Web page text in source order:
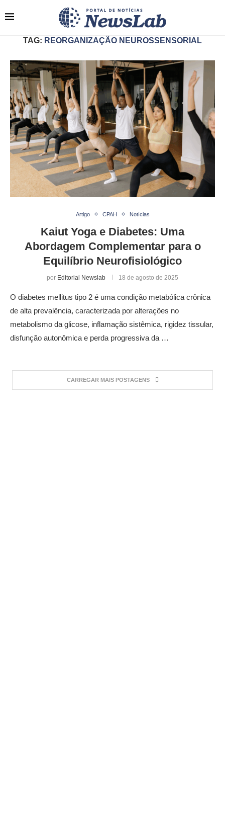
TAG: REORGANIZAÇÃO NEUROSSENSORIAL
Artigo CPAH Notícias
Kaiut Yoga e Diabetes: Uma
Abordagem Complementar para o
Equilíbrio Neurofisiológico
por Editorial Newslab 18 de agosto de 2025
O diabetes mellitus tipo 2 é uma condição metabólica crônica
de alta prevalência, caracterizada por alterações no
metabolismo da glicose, inflamação sistêmica, rigidez tissular,
disfunção autonômica e perda progressiva da …
CARREGAR MAIS POSTAGENS